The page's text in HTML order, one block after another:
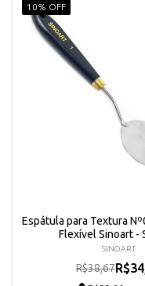
10% OFF
Espátula para Textura
Flexível Sinoart -
SINOART
R$38,67